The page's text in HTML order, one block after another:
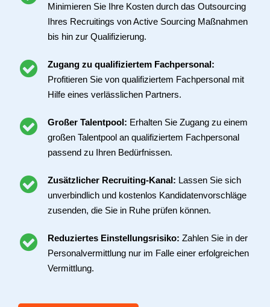
Minimieren Sie Ihre Kosten durch das Outsourcing
Ihres Recruitings von Active Sourcing Maßnahmen
bis hin zur Qualifizierung.
Zugang zu qualifiziertem Fachpersonal:
Profitieren Sie von qualifiziertem Fachpersonal mit
Hilfe eines verlässlichen Partners.
Großer Talentpool: Erhalten Sie Zugang zu einem
großen Talentpool an qualifiziertem Fachpersonal
passend zu Ihren Bedürfnissen.
Zusätzlicher Recruiting-Kanal: Lassen Sie sich
unverbindlich und kostenlos Kandidatenvorschläge
zusenden, die Sie in Ruhe prüfen können.
Reduziertes Einstellungsrisiko: Zahlen Sie in der
Personalvermittlung nur im Falle einer erfolgreichen
Vermittlung.